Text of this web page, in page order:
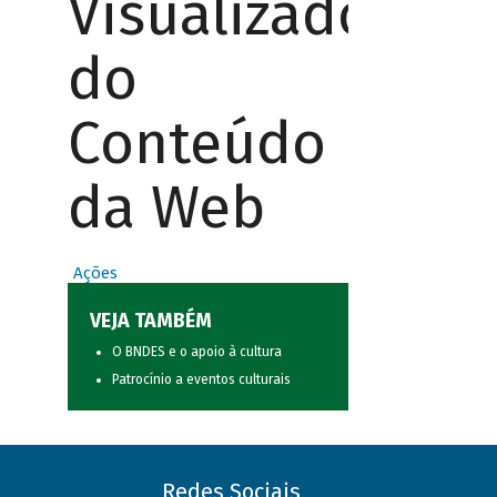
Visualizador
do
Conteúdo
da Web
Ações
VEJA TAMBÉM
O BNDES e o apoio à cultura
Patrocínio a eventos culturais
Redes Sociais